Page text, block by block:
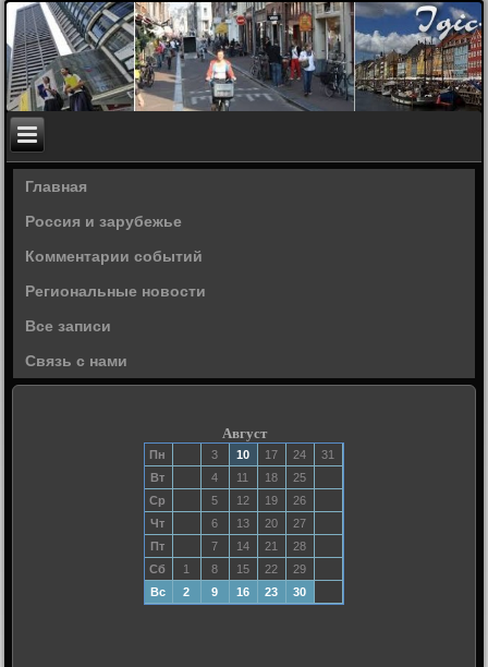
Главная
Россия и зарубежье
Комментарии событий
Региональные новости
Все записи
Связь с нами
Август
Пн 3 10 17 24
31
Вт
4 11 18
25
Ср
5 12 19
26
Чт
6 13 20
27
Пт
7 14 21
28
Сб
1 8 15 22
29
Вс
2 9 16 23 30